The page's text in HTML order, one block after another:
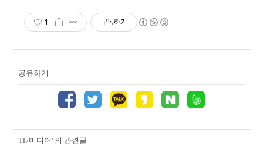
1 구독하기
공유하기
'IT/미디어' 의 관련글